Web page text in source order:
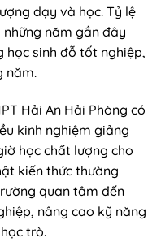
dạy và học. Tỷ lệ
năm gần đây
học sinh đỗ tốt nghiệp,
năm.
Hải An Hải Phòng có
kinh nghiệm giảng
học chất lượng cho
kiến thức thường
quan tâm đến
nâng cao kỹ năng
trò.